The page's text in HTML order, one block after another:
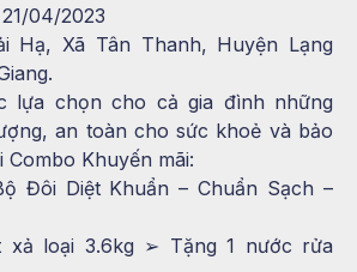
04/2023
Hạ, Xã Tân Thanh, Huyện Lạng
lựa chọn cho cả gia đình những
an toàn cho sức khoẻ và bảo
Khuyến mãi:
Đôi Diệt Khuẩn – Chuẩn Sạch –
xả loại 3.6kg ➢ Tặng 1 nước rửa